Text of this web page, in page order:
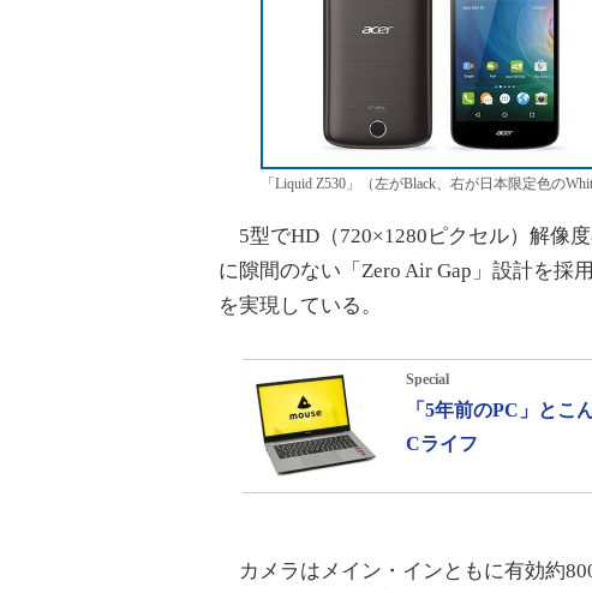
「Liquid Z530」（左がBlack、右が日本限定色の
5型でHD（720×1280ピクセル）解像
に隙間のない「Zero Air Gap」設計を採
を実現している。
Special
「5年前のPC」とこ
Cライフ
カメラはメイン・インともに有効約